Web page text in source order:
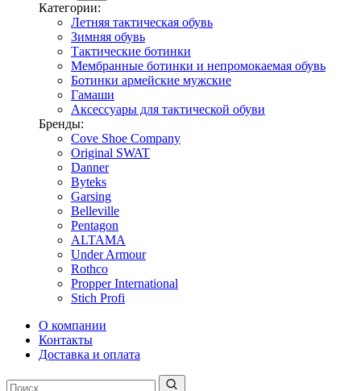
Категории:
Летняя тактическая обувь
Зимняя обувь
Тактические ботинки
Мембранные ботинки и непромокаемая обувь
Ботинки армейские мужские
Гамаши
Аксессуары для тактической обуви
Бренды:
Cove Shoe Company
Original SWAT
Danner
Byteks
Garsing
Belleville
Pentagon
ALTAMA
Under Armour
Rothco
Propper International
Stich Profi
О компании
Контакты
Доставка и оплата